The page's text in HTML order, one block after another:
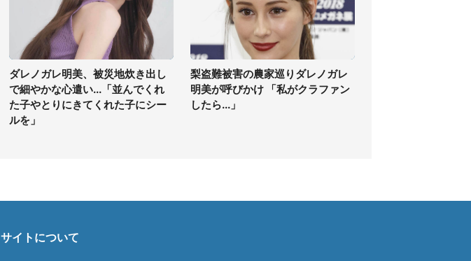
ダレノガレ明美、被災地炊き出し
で細やかな心遣い...「並んでくれ
た子やとりにきてくれた子にシー
ルを」
梨盗難被害の農家巡りダレノガレ
明美が呼びかけ 「私がクラファン
したら...」
サイトについて